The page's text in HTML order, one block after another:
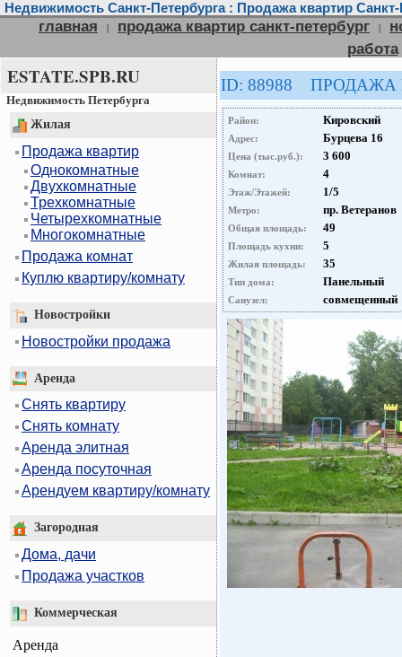
Недвижимость Санкт-Петербурга : Продажа квартир Санкт-
главная | продажа квартир санкт-петербург |
работа
ESTATE.SPB.RU
Недвижимость Петербурга
Жилая
Продажа квартир
Однокомнатные
Двухкомнатные
Трехкомнатные
Четырехкомнатные
Многокомнатные
Продажа комнат
Куплю квартиру/комнату
Новостройки
Новостройки продажа
Аренда
Снять квартиру
Снять комнату
Аренда элитная
Аренда посуточная
Арендуем квартиру/комнату
Загородная
Дома, дачи
Продажа участков
Коммерческая
Аренда
ID: 88988
Район: Кировский
Адрес: Бурцева 16
Цена (тыс.руб.): 3 600
Комнат: 4
Этаж/Этажей: 1/5
Метро: пр. Ветеранов
Общая площадь: 49
Площадь кухни: 5
Жилая площадь: 35
Тип дома: Панельный
Санузел: совмещенный